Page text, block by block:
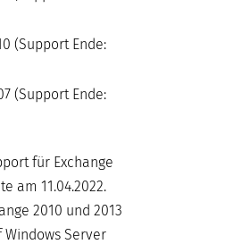
(Support Ende:
(Support Ende:
für Exchange
am 11.04.2022.
2010 und 2013
Server